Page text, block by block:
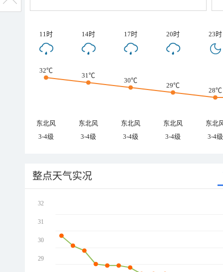
11时 14时 17时 20时 23时
32℃
31℃
30℃
29℃
28℃
东北风 东北风 东北风 东北风
东北
3-4级
3-4级 3-4级 3-4级 3-4级
整点天气实况
32
31
30
29